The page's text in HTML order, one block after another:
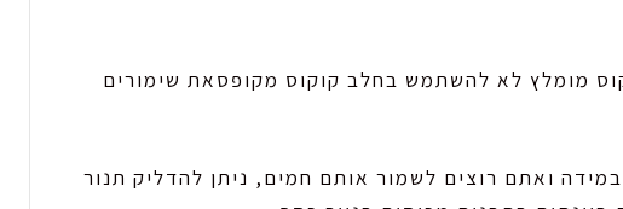
מומלץ לא להשתמש בחלב קוקוס מקופסאת שימורים
ואתם רוצים לשמור אותם חמים, ניתן להדליק תנור